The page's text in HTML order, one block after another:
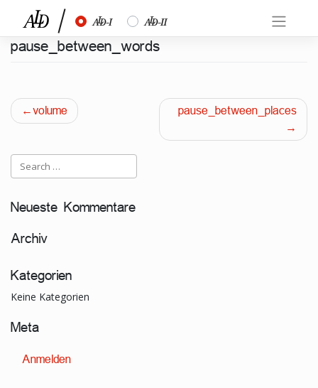
content
½ ¾
pause_between_words
Beitragsnavigation
volume pause_between_places
Neueste Kommentare
Archiv
Kategorien
Keine Kategorien
Meta
Anmelden